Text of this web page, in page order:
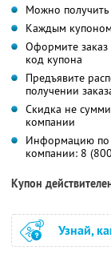
Можно получить
Каждым
Оформите заказ
код купона
Предъявите
получении
Скидка не
компании
Информацию по
компании: 8
Купон
Узнай,